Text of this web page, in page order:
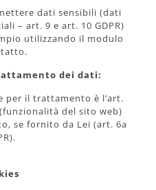
dati sensibili (dati
– art. 9 e art. 10 GDPR)
utilizzando il modulo
dei dati:
per il trattamento è l’art.
(funzionalità del sito web)
se fornito da Lei (art. 6a